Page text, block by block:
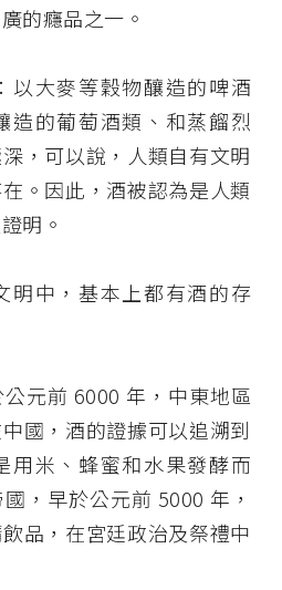
的癮品之一。
以大麥等穀物釀造的啤酒
造的葡萄酒類、和蒸餾烈
，可以說，人類自有文明
。因此，酒被認為是人類
明。
明中，基本上都有酒的存
元前 6000 年，中東地區
國，酒的證據可以追溯到
用米、蜂蜜和水果發酵而
，早於公元前 5000 年，
品，在宮廷政治及祭禮中